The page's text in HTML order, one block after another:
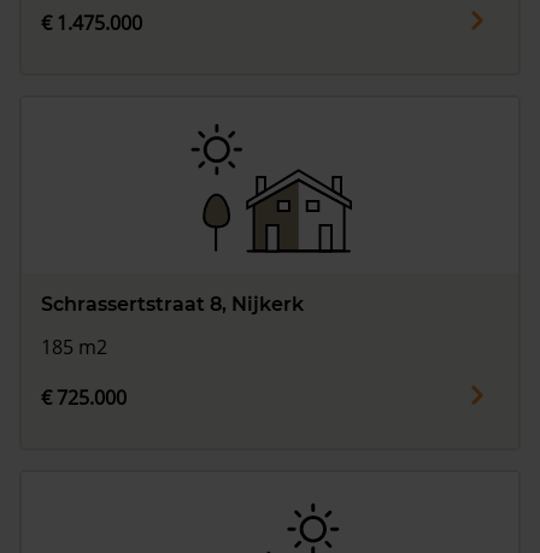
€ 1.475.000
Schrassertstraat 8, Nijkerk
185 m2
€ 725.000